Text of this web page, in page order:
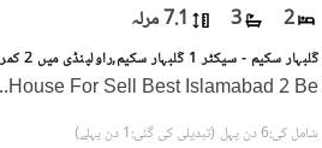
2
3 7.1 مرلہ
House For Sell Best Islamabad 2 Be
شامل کی:6 دن پہل (تبدیلی کی گئی:1 دن پہلے)